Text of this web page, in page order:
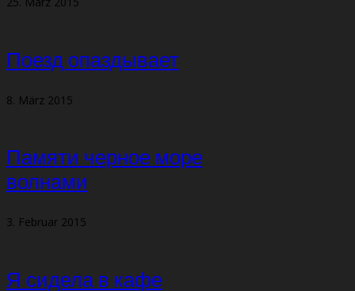
Поезд опаздывает
8. März 2015
Памяти черное море
волнами
3. Februar 2015
Я сидела в кафе